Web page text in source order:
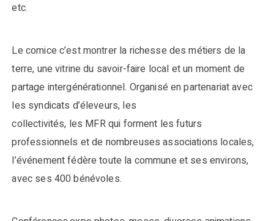
etc.
Le comice c’est montrer la richesse des métiers de la
terre, une vitrine du savoir-faire local et un moment de
partage intergénérationnel. Organisé en partenariat avec
les syndicats d’éleveurs, les
collectivités, les MFR qui forment les futurs
professionnels et de nombreuses associations locales,
l’événement fédère toute la commune et ses environs,
avec ses 400 bénévoles.